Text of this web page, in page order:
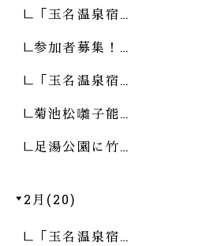
「玉名温泉宿…
参加者募集！…
「玉名温泉宿…
菊池松囃子能…
足湯公園に竹…
2月(20)
「玉名温泉宿…